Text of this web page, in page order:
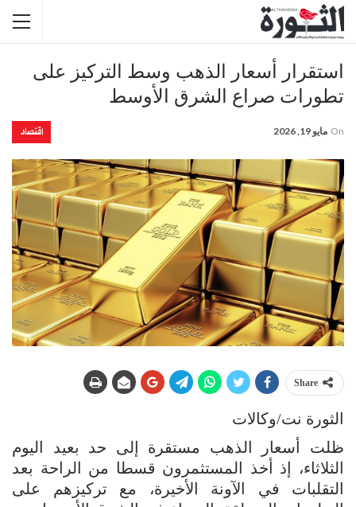
استقرار أسعار الذهب وسط التركيز على
تطورات صراع الشرق الأوسط
اقتصاد On مايو 19, 2026
Share
الثورة نت/وكالات
ظلت أسعار الذهب مستقرة إلى حد بعيد اليوم
الثلاثاء، إذ أخذ المستثمرون قسطا من الراحة بعد
التقلبات في الآونة الأخيرة، مع تركيزهم على